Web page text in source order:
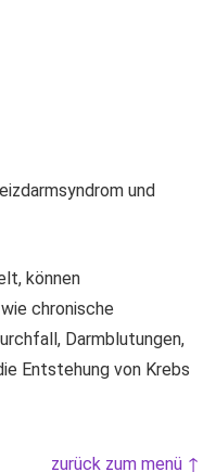
und
können
chronische
Darmblutungen,
Entstehung von Krebs
zurück zum menü ↑